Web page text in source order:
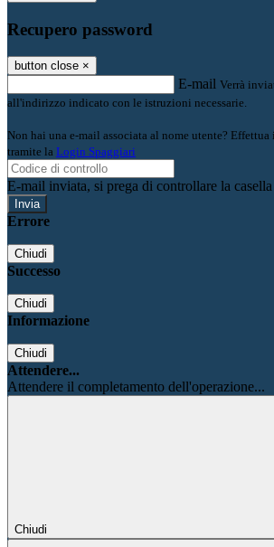
Recupero password
button close ×
E-mail Verrà
all'indirizzo indicato con le istruzioni necessarie.
Non hai una e-mail associata al nome utente? Effettua
tramite la Login Spaggiari
E-mail inviata, si prega di controllare la
Errore
Chiudi
Successo
Chiudi
Informazione
Chiudi
Attendere...
Attendere il completamento dell'operazione...
Chiudi